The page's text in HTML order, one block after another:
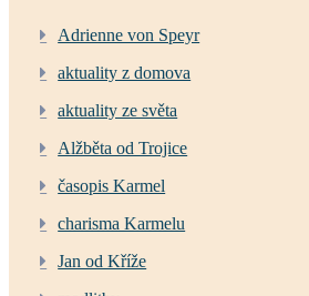
Adrienne von Speyr
aktuality z domova
aktuality ze světa
Alžběta od Trojice
časopis Karmel
charisma Karmelu
Jan od Kříže